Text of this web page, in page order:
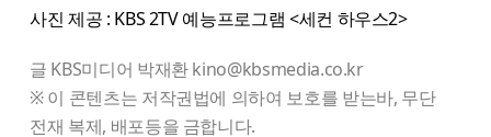
사진 제공 : KBS 2TV 예능프로그램 <세컨 하우스2>
글 KBS미디어 박재환 kino@kbsmedia.co.kr
※ 이 콘텐츠는 저작권법에 의하여 보호를 받는바, 무단
전재 복제, 배포등을 금합니다.